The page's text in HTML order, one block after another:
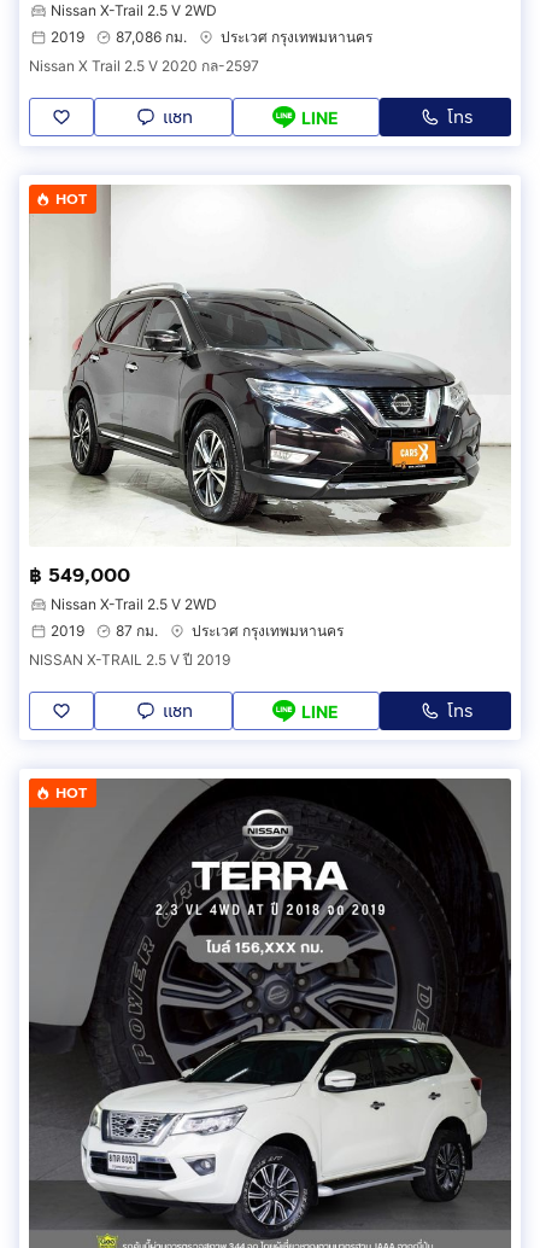
Nissan X-Trail 2.5 V 2WD
2019
87,086 กม.
ประเวศ กรุงเทพมหานคร
Nissan X Trail 2.5 V 2020 กล-2597
แชท LINE โทร
HOT
฿ 549,000
Nissan X-Trail 2.5 V 2WD
2019
87 กม.
ประเวศ กรุงเทพมหานคร
NISSAN X-TRAIL 2.5 V ปี 2019
แชท LINE โทร
HOT